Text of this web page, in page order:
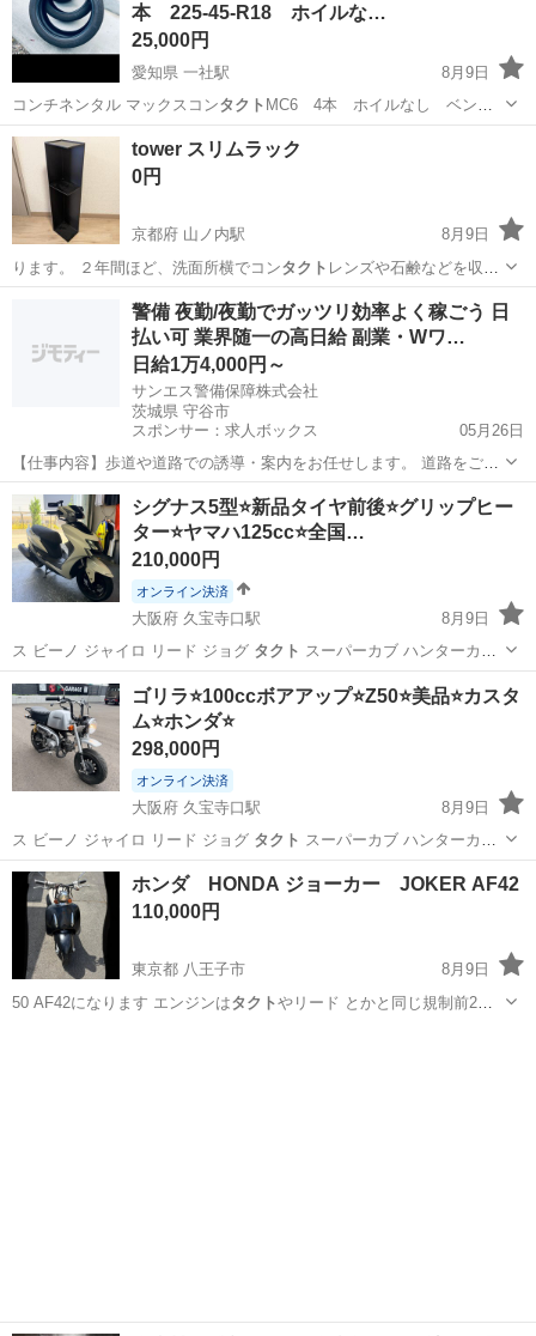
本 225‐45‐R18 ホイルな…
25,000円
愛知県 一社駅
8月9日
コンチネンタル マックスコンタクト MC6 4本 ホイルなし ベン
ツ CL…
愛知 名古屋市 一社駅 タイヤ、ホイール
コンチネンタル
tower スリムラック
0円
京都府 山ノ内駅
8月9日
ります。 ２年間ほど、洗面所横でコンタクト レンズや石鹸などを収納
するために使用し…
京都市 山ノ内駅 収納家具 tower
警備 夜勤/夜勤でガッツリ効率よく稼ごう 日
払い可 業界随一の高日給 副業・Wワ…
日給1万4,000円～
サンエス警備保障株式会社
茨城県 守谷市
スポンサー：求人ボックス
05月26日
【仕事内容】歩道や道路での誘導・案内をお任せします。 道路をご利
用される車両や歩行者の方が安全に安心して通行するために適切に誘
導してください。 勤務地へは直行直帰OKです! <未経験でも安心!!> 丁
寧な研修20hで基本的な知識を...
アルバイト・パート
シグナス5型⭐️新品タイヤ前後⭐️グリップヒー
ター⭐️ヤマハ125cc⭐️全国…
210,000円
オンライン決済
大阪府 久宝寺口駅
8月9日
ス ビーノ ジャイロ リード ジョグ タクト スーパーカブ ハンターカブ
クロスカ…
大阪 八尾市 久宝寺口駅 ヤマハ シグナス
ゴリラ⭐️100ccボアアップ⭐️Z50⭐️美品⭐️カスタ
ム⭐️ホンダ⭐️
298,000円
オンライン決済
大阪府 久宝寺口駅
8月9日
ス ビーノ ジャイロ リード ジョグ タクト スーパーカブ ハンターカブ
クロスカ…
大阪 八尾市 久宝寺口駅 ホンダ
ホンダ HONDA ジョーカー JOKER AF42
110,000円
東京都 八王子市
8月9日
50 AF42になります エンジンはタクトやリード とかと同じ規制前2ス